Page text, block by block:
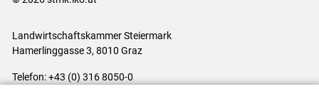
Landwirtschaftskammer Steiermark
Hamerlinggasse 3, 8010 Graz
Telefon: +43 (0) 316 8050-0